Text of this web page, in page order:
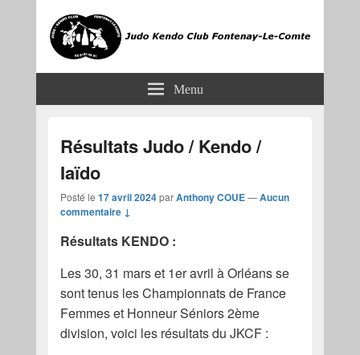
JKCF Menu
Résultats Judo / Kendo /
Iaïdo
Posté le 17 avril 2024parAnthony COUE—Aucun
commentaire ↓
Résultats KENDO :
Les 30, 31 mars et 1er avril à Orléans se
sont tenus les Championnats de France
Femmes et Honneur Séniors 2ème
division, voici les résultats du JKCF :